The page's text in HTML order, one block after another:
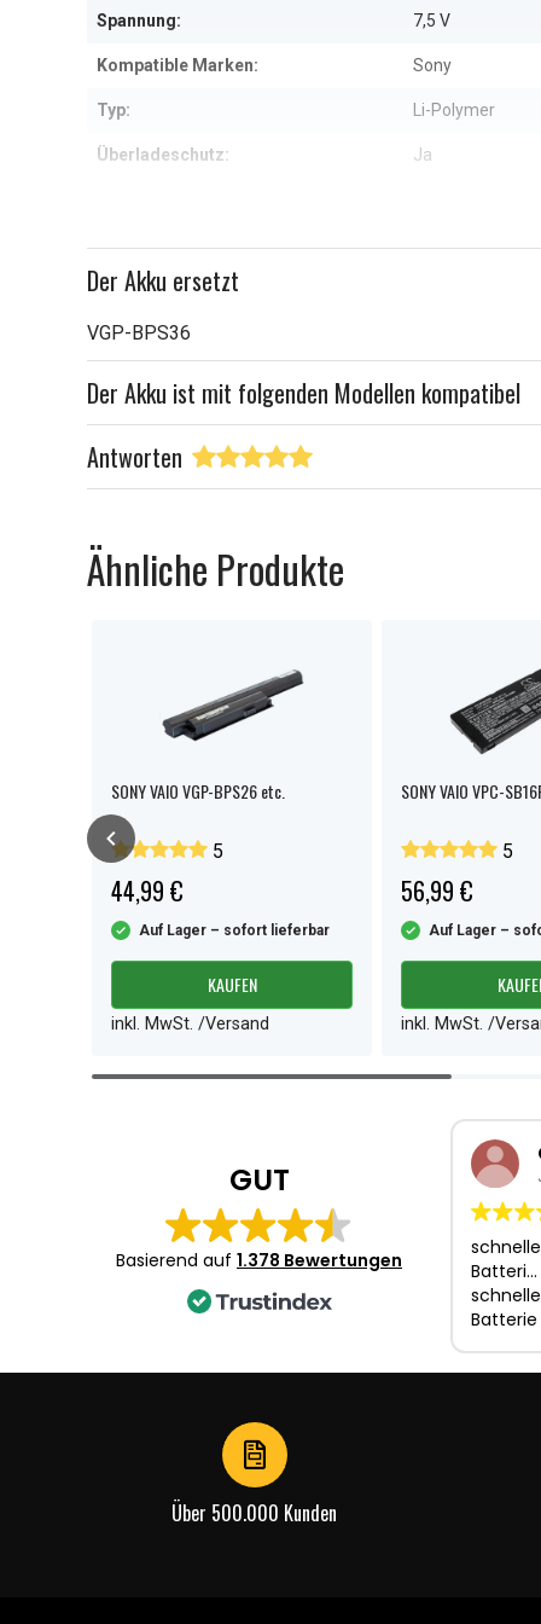
Spannung: 7,5 V
Kompatible Marken: Sony
Typ: Li-Polymer
Überladeschutz: Ja
Kapazität: 6300 mAh
Der Akku ersetzt
VGP-BPS36
Der Akku ist mit folgenden Modellen kompatibel
Antworten
Ähnliche Produkte
SONY VAIO VGP-BPS26 etc.
5
44,99 €
Auf Lager – sofort lieferbar
KAUFEN
inkl. MwSt. /Versand
SONY VAIO VPC-
5
56,99 €
Auf Lager –
inkl. MwSt. /
Item
GUT
Basierend auf 1.378 Bewertungen
Batteri…
Batterie
Über 500.000 Kunden